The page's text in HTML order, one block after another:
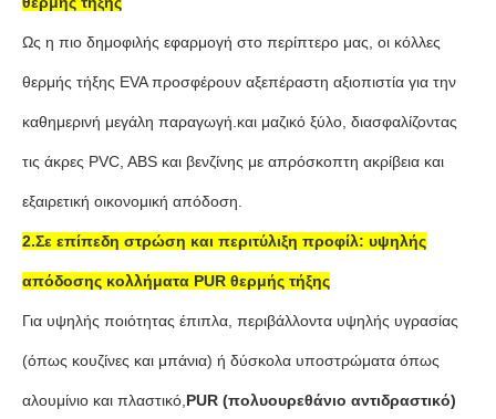
Ως η πιο δημοφιλής εφαρμογή στο περίπτερο μας, οι κόλλες
θερμής τήξης EVA προσφέρουν αξεπέραστη αξιοπιστία για την
καθημερινή μεγάλη παραγωγή.και μαζικό ξύλο, διασφαλίζοντας
τις άκρες PVC, ABS και βενζίνης με απρόσκοπτη ακρίβεια και
εξαιρετική οικονομική απόδοση.
2.Σε επίπεδη στρώση και περιτύλιξη προφίλ: υψηλής
απόδοσης κολλήματα PUR θερμής τήξης
Για υψηλής ποιότητας έπιπλα, περιβάλλοντα υψηλής υγρασίας
(όπως κουζίνες και μπάνια) ή δύσκολα υποστρώματα όπως
αλουμίνιο και πλαστικό, PUR (πολυουρεθάνιο αντιδραστικό)